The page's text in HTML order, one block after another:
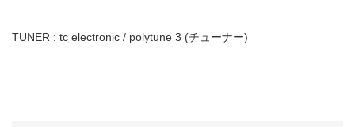
TUNER : tc electronic / polytune 3 (チューナー)